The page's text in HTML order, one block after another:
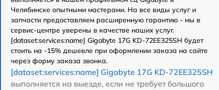
Челябинске опытными мастерами. На все виды услуг и
запчасти предоставляем расширенную гарантию - мы в
сервис-центре уверены в качестве наших услуг.
[dataset:services:name] Gigabyte 17G KD-72EE325SH будет
стоить на -15% дешевле при оформлении заказа на сайте
через форму заказа звонка.
[dataset:services:name] Gigabyte 17G KD-72EE325SH
выполняется на выезде, если не требует большого